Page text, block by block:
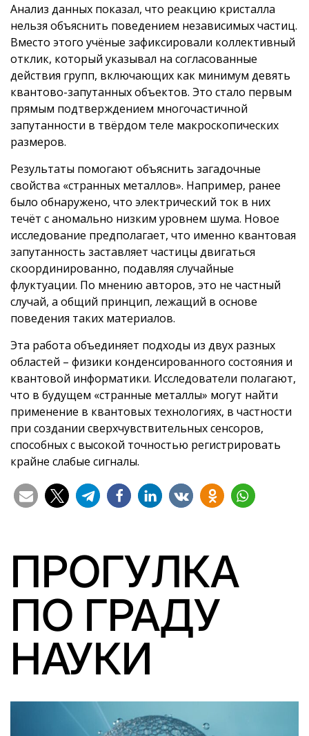
Анализ данных показал, что реакцию кристалла
нельзя объяснить поведением независимых частиц.
Вместо этого учёные зафиксировали коллективный
отклик, который указывал на согласованные
действия групп, включающих как минимум девять
квантово-запутанных объектов. Это стало первым
прямым подтверждением многочастичной
запутанности в твёрдом теле макроскопических
размеров.
Результаты помогают объяснить загадочные
свойства «странных металлов». Например, ранее
было обнаружено, что электрический ток в них
течёт с аномально низким уровнем шума. Новое
исследование предполагает, что именно квантовая
запутанность заставляет частицы двигаться
скоординированно, подавляя случайные
флуктуации. По мнению авторов, это не частный
случай, а общий принцип, лежащий в основе
поведения таких материалов.
Эта работа объединяет подходы из двух разных
областей – физики конденсированного состояния и
квантовой информатики. Исследователи полагают,
что в будущем «странные металлы» могут найти
применение в квантовых технологиях, в частности
при создании сверхчувствительных сенсоров,
способных с высокой точностью регистрировать
крайне слабые сигналы.
ПРОГУЛКА
ПО ГРАДУ
НАУКИ